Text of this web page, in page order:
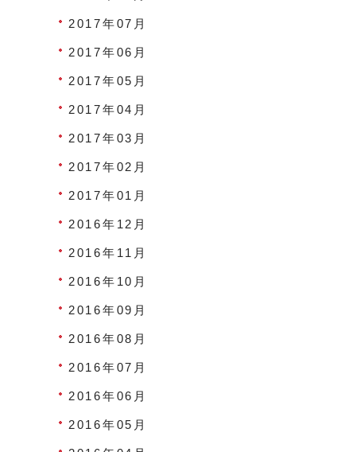
2017年07月
2017年06月
2017年05月
2017年04月
2017年03月
2017年02月
2017年01月
2016年12月
2016年11月
2016年10月
2016年09月
2016年08月
2016年07月
2016年06月
2016年05月